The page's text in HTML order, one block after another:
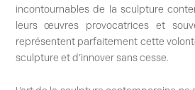
incontournables de la sculpture
leurs œuvres provocatrices et
représentent parfaitement cette
sculpture et d’innover sans cesse.